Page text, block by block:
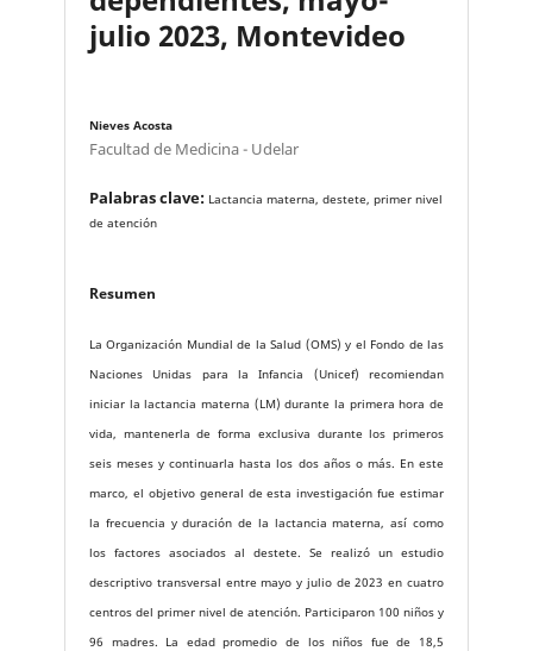
julio 2023, Montevideo
Nieves Acosta
Facultad de Medicina - Udelar
Palabras clave: Lactancia materna, destete, primer nivel
de atención
Resumen
La Organización Mundial de la Salud (OMS) y el Fondo de las
Naciones Unidas para la Infancia (Unicef) recomiendan
iniciar la lactancia materna (LM) durante la primera hora de
vida, mantenerla de forma exclusiva durante los primeros
seis meses y continuarla hasta los dos años o más. En este
marco, el objetivo general de esta investigación fue estimar
la frecuencia y duración de la lactancia materna, así como
los factores asociados al destete. Se realizó un estudio
descriptivo transversal entre mayo y julio de 2023 en cuatro
centros del primer nivel de atención. Participaron 100 niños y
96 madres. La edad promedio de los niños fue de 18,5